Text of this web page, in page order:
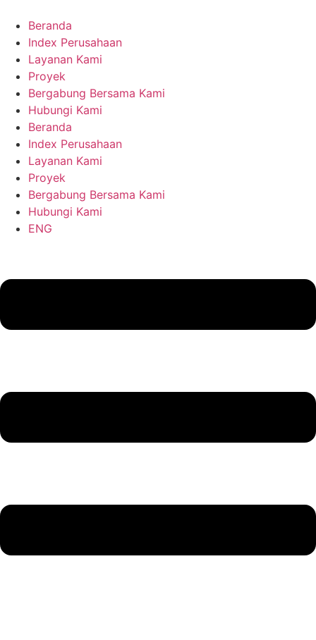
Beranda
Index Perusahaan
Layanan Kami
Proyek
Bergabung Bersama Kami
Hubungi Kami
Beranda
Index Perusahaan
Layanan Kami
Proyek
Bergabung Bersama Kami
Hubungi Kami
ENG